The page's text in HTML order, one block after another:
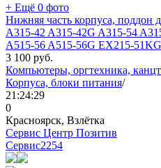
+ Ещё 0 фото
Нижняя часть корпуса, поддон
A315-42 A315-42G A315-54
A515-56 A515-56G EX215-
3 100 руб.
Компьютеры, оргтехника,
Корпуса, блоки питания/
21:24:29
0
Красноярск, Взлётка
Сервис Центр Позитив
Сервис2254